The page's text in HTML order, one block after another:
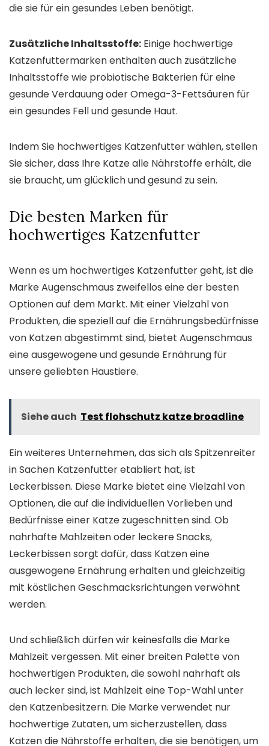
die sie für ein gesundes Leben benötigt.
Zusätzliche Inhaltsstoffe: Einige hochwertige
Katzenfuttermarken enthalten auch zusätzliche
Inhaltsstoffe wie probiotische Bakterien für eine
gesunde Verdauung oder Omega-3-Fettsäuren für
ein gesundes Fell und gesunde Haut.
Indem Sie hochwertiges Katzenfutter wählen, stellen
Sie sicher, dass Ihre Katze alle Nährstoffe erhält, die
sie braucht, um glücklich und gesund zu sein.
Die besten Marken für
hochwertiges Katzenfutter
Wenn es um hochwertiges Katzenfutter geht, ist die
Marke Augenschmaus zweifellos eine der besten
Optionen auf dem Markt. Mit einer Vielzahl von
Produkten, die speziell auf die Ernährungsbedürfnisse
von Katzen abgestimmt sind, bietet Augenschmaus
eine ausgewogene und gesunde Ernährung für
unsere geliebten Haustiere.
Siehe auch Test flohschutz katze broadline
Ein weiteres Unternehmen, das sich als Spitzenreiter
in Sachen Katzenfutter etabliert hat, ist
Leckerbissen. Diese Marke bietet eine Vielzahl von
Optionen, die auf die individuellen Vorlieben und
Bedürfnisse einer Katze zugeschnitten sind. Ob
nahrhafte Mahlzeiten oder leckere Snacks,
Leckerbissen sorgt dafür, dass Katzen eine
ausgewogene Ernährung erhalten und gleichzeitig
mit köstlichen Geschmacksrichtungen verwöhnt
werden.
Und schließlich dürfen wir keinesfalls die Marke
Mahlzeit vergessen. Mit einer breiten Palette von
hochwertigen Produkten, die sowohl nahrhaft als
auch lecker sind, ist Mahlzeit eine Top-Wahl unter
den Katzenbesitzern. Die Marke verwendet nur
hochwertige Zutaten, um sicherzustellen, dass
Katzen die Nährstoffe erhalten, die sie benötigen, um